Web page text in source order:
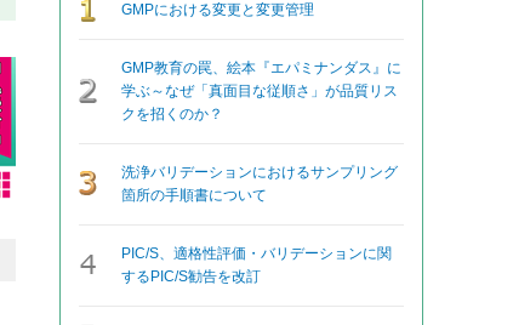
GMPにおける変更と変更管理
GMP教育の罠、絵本『エパミナンダス』に
学ぶ～なぜ「真面目な従順さ」が品質リス
クを招くのか？
洗浄バリデーションにおけるサンプリング
箇所の手順書について
PIC/S、適格性評価・バリデーションに関
するPIC/S勧告を改訂